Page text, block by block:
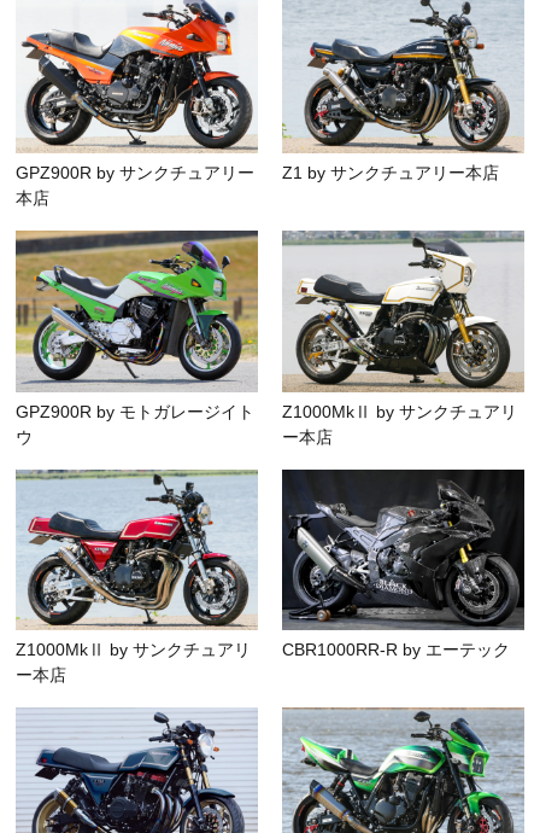
GPZ900R by サンクチュアリー
本店
Z1 by サンクチュアリー本店
GPZ900R by モトガレージイト
ウ
Z1000MkⅡ by サンクチュアリ
ー本店
Z1000MkⅡ by サンクチュアリ
ー本店
CBR1000RR-R by エーテック